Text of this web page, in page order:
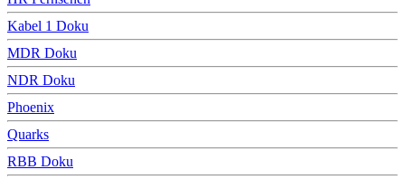
Kabel 1 Doku
MDR Doku
NDR Doku
Phoenix
Quarks
RBB Doku